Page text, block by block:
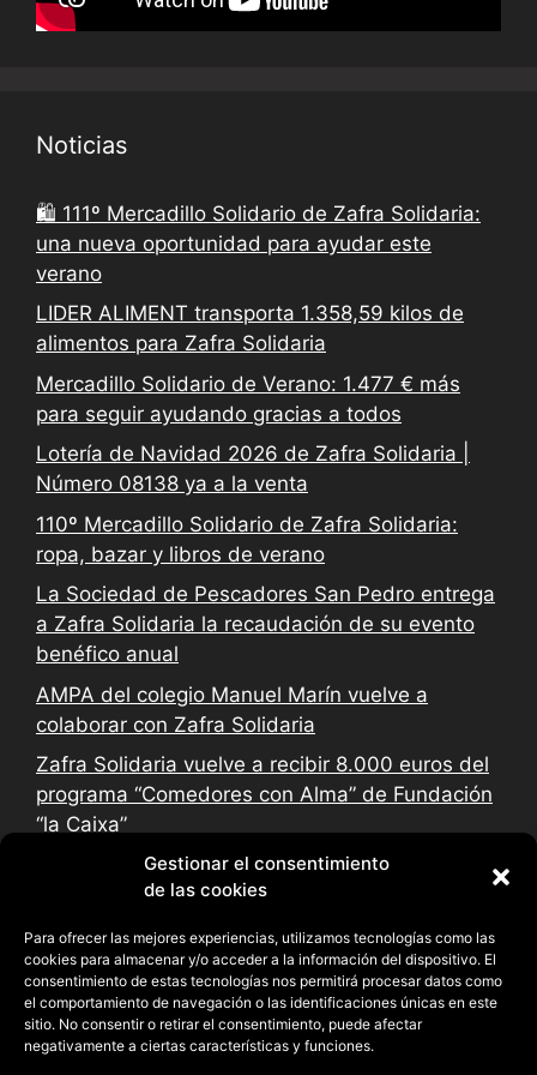
Gestionar el consentimiento
de las cookies
Para ofrecer las mejores experiencias, utilizamos tecnologías como las
cookies para almacenar y/o acceder a la información del dispositivo. El
consentimiento de estas tecnologías nos permitirá procesar datos como
el comportamiento de navegación o las identificaciones únicas en este
sitio. No consentir o retirar el consentimiento, puede afectar
negativamente a ciertas características y funciones.
Noticias
🛍️ 111º Mercadillo Solidario de Zafra Solidaria:
una nueva oportunidad para ayudar este
verano
LIDER ALIMENT transporta 1.358,59 kilos de
alimentos para Zafra Solidaria
Mercadillo Solidario de Verano: 1.477 € más
para seguir ayudando gracias a todos
Lotería de Navidad 2026 de Zafra Solidaria |
Número 08138 ya a la venta
110º Mercadillo Solidario de Zafra Solidaria:
ropa, bazar y libros de verano
La Sociedad de Pescadores San Pedro entrega
a Zafra Solidaria la recaudación de su evento
benéfico anual
AMPA del colegio Manuel Marín vuelve a
colaborar con Zafra Solidaria
Zafra Solidaria vuelve a recibir 8.000 euros del
programa “Comedores con Alma” de Fundación
“la Caixa”